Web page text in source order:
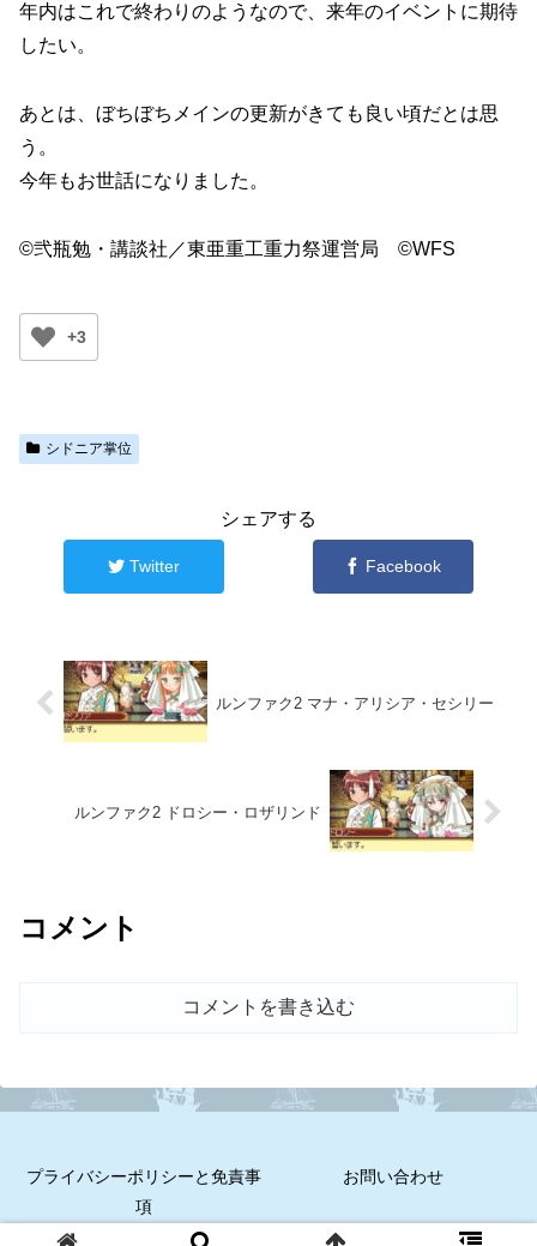
年内はこれで終わりのようなので、来年のイベントに期待
したい。
あとは、ぼちぼちメインの更新がきても良い頃だとは思
う。
今年もお世話になりました。
©弐瓶勉・講談社／東亜重工重力祭運営局 ©WFS
+3
シドニア掌位
シェアする
Twitter Facebook
ルンファク2 マナ・アリシア・セシリー
ルンファク2 ドロシー・ロザリンド
コメント
コメントを書き込む
プライバシーポリシーと免責事
項
お問い合わせ